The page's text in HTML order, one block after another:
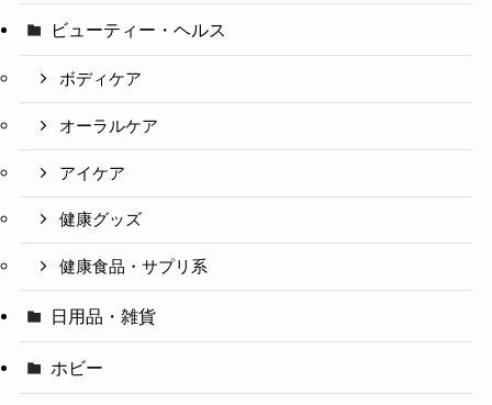
ビューティー・ヘルス
ボディケア
オーラルケア
アイケア
健康グッズ
健康食品・サプリ系
日用品・雑貨
ホビー